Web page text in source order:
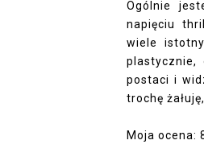
Ogólnie
napięciu
wiele
postaci i
trochę
Moja ocena: